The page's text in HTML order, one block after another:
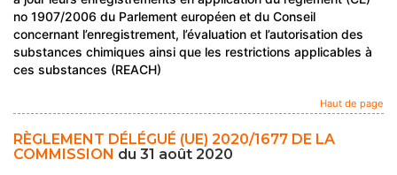
no 1907/2006 du Parlement européen et du Conseil
concernant l’enregistrement, l’évaluation et l’autorisation des
substances chimiques ainsi que les restrictions applicables à
ces substances (REACH)
Haut de page
RÈGLEMENT DÉLÉGUÉ (UE) 2020/1677 DE LA
COMMISSION du 31 août 2020